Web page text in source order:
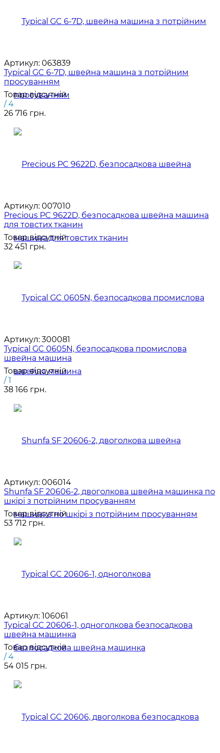
Артикул: 063839
Typical GC 6-7D, швейна машина з потрійним
просуванням
Товар відсутній
/ 4
26 716 грн.
Артикул: 007010
Precious PC 9622D, безпосадкова швейна машина
для товстих тканин
Товар відсутній
32 451 грн.
Артикул: 300081
Typical GC 0605N, безпосадкова промислова
швейна машина
Товар відсутній
/ 1
38 166 грн.
Артикул: 006014
Shunfa SF 20606-2, двоголкова швейна машинка по
шкірі з потрійним просуванням
Товар відсутній
53 712 грн.
Артикул: 106061
Typical GC 20606-1, одноголкова безпосадкова
швейна машинка
Товар відсутній
/ 4
54 015 грн.